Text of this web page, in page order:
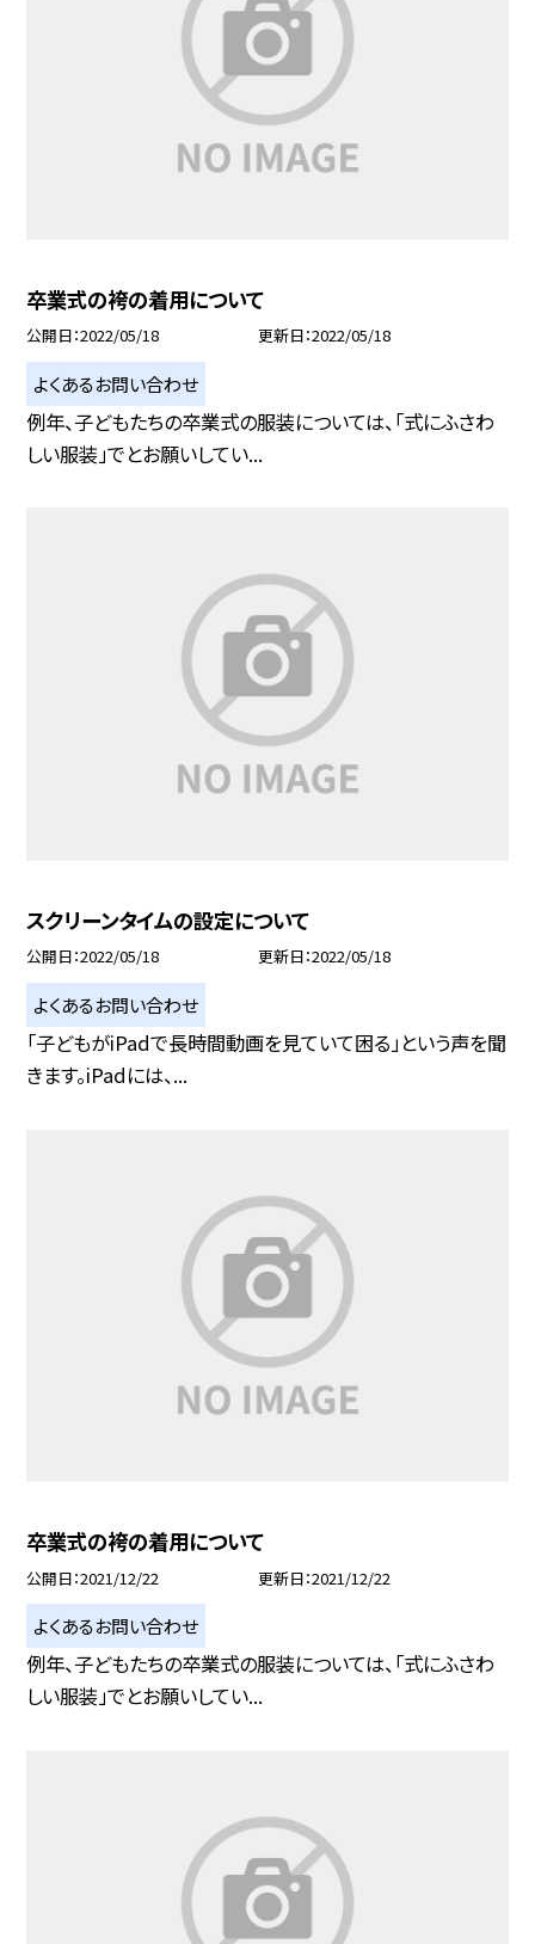
卒業式の袴の着用について
公開日 2022/05/18 更新日 2022/05/18
よくあるお問い合わせ
例年、子どもたちの卒業式の服装については、「式にふさわ
しい服装」でとお願いしてい...
スクリーンタイムの設定について
公開日 2022/05/18 更新日 2022/05/18
よくあるお問い合わせ
「子どもがiPadで長時間動画を見ていて困る」という声を聞
きます。iPadには、...
卒業式の袴の着用について
公開日 2021/12/22 更新日 2021/12/22
よくあるお問い合わせ
例年、子どもたちの卒業式の服装については、「式にふさわ
しい服装」でとお願いしてい...